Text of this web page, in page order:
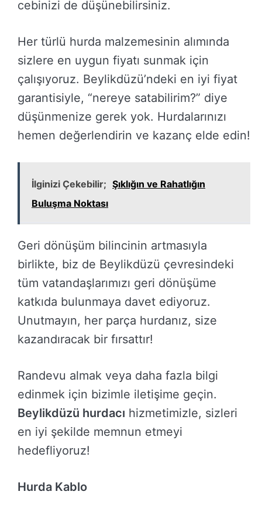
cebinizi de düşünebilirsiniz.
Her türlü hurda malzemesinin alımında
sizlere en uygun fiyatı sunmak için
çalışıyoruz. Beylikdüzü’ndeki en iyi fiyat
garantisiyle, “nereye satabilirim?” diye
düşünmenize gerek yok. Hurdalarınızı
hemen değerlendirin ve kazanç elde edin!
İlginizi Çekebilir; Şıklığın ve Rahatlığın
Buluşma Noktası
Geri dönüşüm bilincinin artmasıyla
birlikte, biz de Beylikdüzü çevresindeki
tüm vatandaşlarımızı geri dönüşüme
katkıda bulunmaya davet ediyoruz.
Unutmayın, her parça hurdanız, size
kazandıracak bir fırsattır!
Randevu almak veya daha fazla bilgi
edinmek için bizimle iletişime geçin.
Beylikdüzü hurdacı hizmetimizle, sizleri
en iyi şekilde memnun etmeyi
hedefliyoruz!
Hurda Kablo